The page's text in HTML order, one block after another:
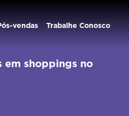
vendas Trabalhe Conosco
em shoppings no